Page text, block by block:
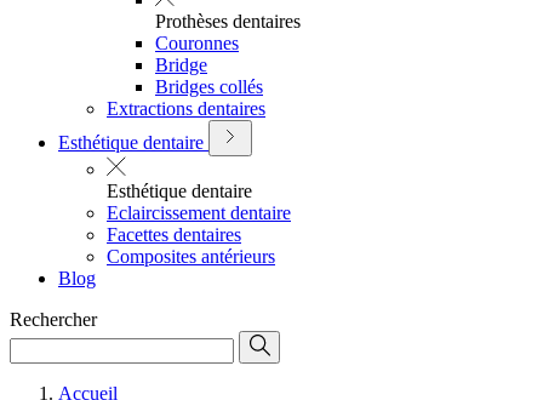
Prothèses dentaires
Couronnes
Bridge
Bridges collés
Extractions dentaires
Esthétique dentaire
Esthétique dentaire
Eclaircissement dentaire
Facettes dentaires
Composites antérieurs
Blog
Rechercher
Accueil